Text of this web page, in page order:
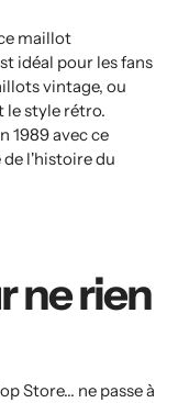
maillot
idéal pour les fans
vintage, ou
le style rétro.
1989 avec ce
l'histoire du
ne rien
Store... ne passe à